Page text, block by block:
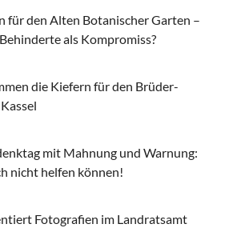
für den Alten Botanischer Garten –
als Kompromiss?
die Kiefern für den Brüder-
mit Mahnung und Warnung:
nicht helfen können!
Fotografien im Landratsamt